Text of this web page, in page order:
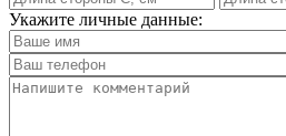
Укажите личные данные: